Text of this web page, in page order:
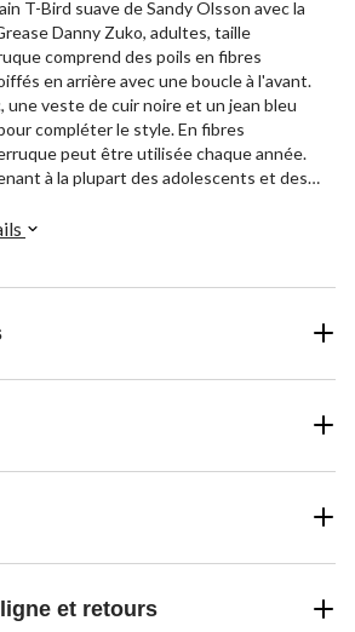
T-Bird suave de Sandy Olsson avec la
Danny Zuko, adultes, taille
comprend des poils en fibres
en arrière avec une boucle à l'avant.
une veste de cuir noire et un jean bleu
compléter le style. En fibres
peut être utilisée chaque année.
à la plupart des adolescents et des
et retours